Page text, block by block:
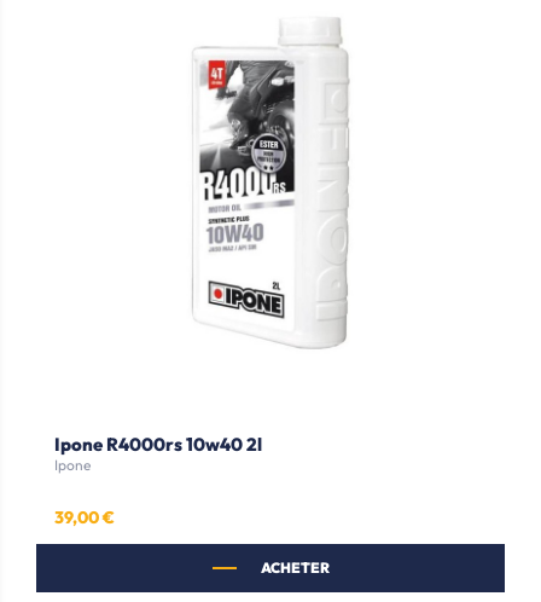
Ipone R4000rs 10w40 2l
Ipone
Prix
39,00 €
ACHETER